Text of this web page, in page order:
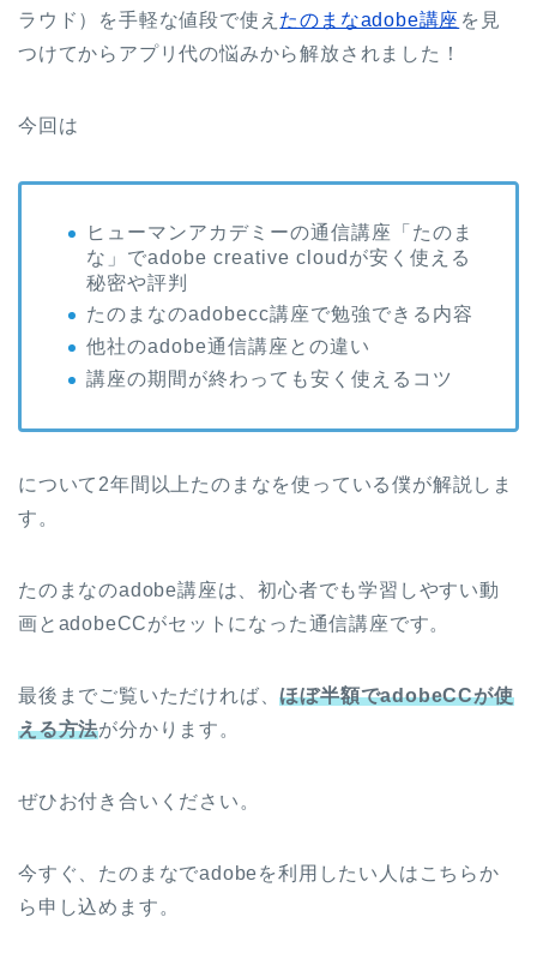
ラウド）を手軽な値段で使え たのまなadobe講座 を見
つけてからアプリ代の悩みから解放されました！
今回は
ヒューマンアカデミーの通信講座「たのま
な」でadobe creative cloudが安く使える
秘密や評判
たのまなのadobecc講座で勉強できる内容
他社のadobe通信講座との違い
講座の期間が終わっても安く使えるコツ
について2年間以上たのまなを使っている僕が解説しま
す。
たのまなのadobe講座は、初心者でも学習しやすい動
画とadobeCCがセットになった通信講座です。
最後までご覧いただければ、ほぼ半額でadobeCCが使
える方法が分かります。
ぜひお付き合いください。
今すぐ、たのまなでadobeを利用したい人はこちらか
ら申し込めます。